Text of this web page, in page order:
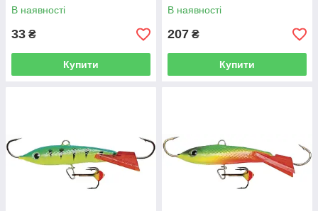
В наявності
33 ₴
Купити
В наявності
207 ₴
Купити